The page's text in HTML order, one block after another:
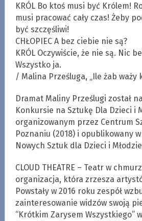
KRÓL Bo ktoś musi być Królem!
musi pracować cały czas! Żeby
być szczęśliwi!
CHŁOPIEC A bez ciebie nie są?
KRÓL Oczywiście, że nie są. Nic
Wszystko ja.
/ Malina Prześluga, „Ile żab waży
Dramat Maliny Prześlugi został
Konkursie na Sztukę Dla Dzieci i
organizowanym przez Centrum
Poznaniu (2018) i opublikowany
Nowych Sztuk dla Dzieci i
CLOUD THEATRE – Teatr w
organizacja, która zrzesza
Powstały w 2016 roku zespół
zainteresowanie widzów swoją
“Krótkim Zarysem Wszystkiego”